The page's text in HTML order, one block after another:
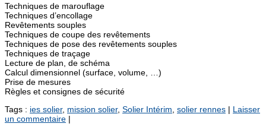
Techniques de marouflage
Techniques d’encollage
Revêtements souples
Techniques de coupe des revêtements
Techniques de pose des revêtements souples
Techniques de traçage
Lecture de plan, de schéma
Calcul dimensionnel (surface, volume, …)
Prise de mesures
Règles et consignes de sécurité
Tags : ies solier, mission solier, Solier Intérim solier rennes | Laisser
un commentaire |